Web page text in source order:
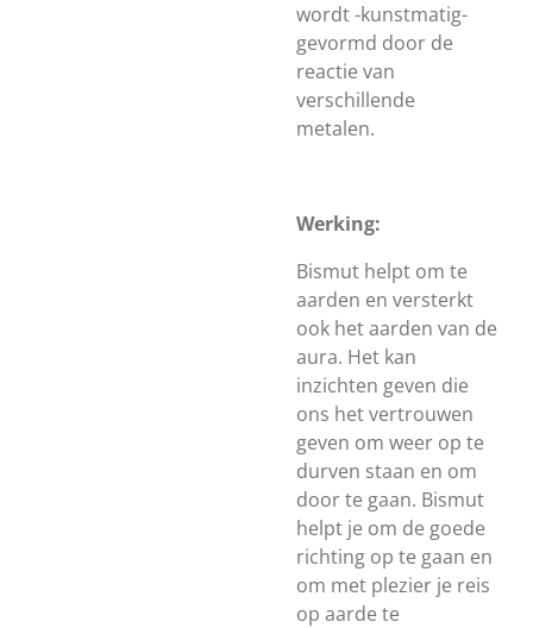
wordt -kunstmatig-
gevormd door de
reactie van
verschillende
metalen.
Werking:
Bismut helpt om te
aarden en versterkt
ook het aarden van de
aura. Het kan
inzichten geven die
ons het vertrouwen
geven om weer op te
durven staan en om
door te gaan. Bismut
helpt je om de goede
richting op te gaan en
om met plezier je reis
op aarde te